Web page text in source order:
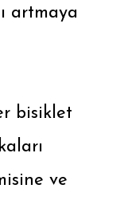
artmaya
bisiklet
ve